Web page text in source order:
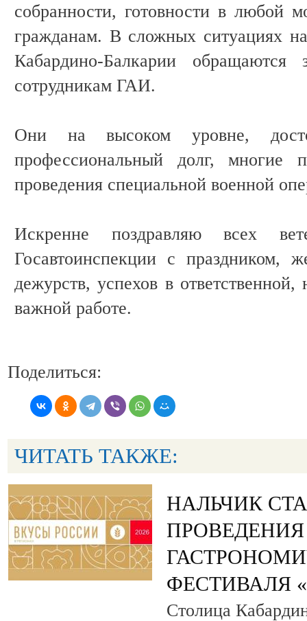
собранности, готовности в любой
гражданам. В сложных ситуациях
Кабардино-Балкарии
сотрудникам ГАИ.
Они на высоком уровне,
профессиональный долг, многие
проведения специальной военной
Искренне поздравляю всех
Госавтоинспекции с праздником,
дежурств, успехов в
важной работе.
Поделиться:
ЧИТАТЬ ТАКЖЕ:
НАЛЬЧИК
ПРОВЕДЕНИЯ
ФЕСТИВАЛЯ
Столица